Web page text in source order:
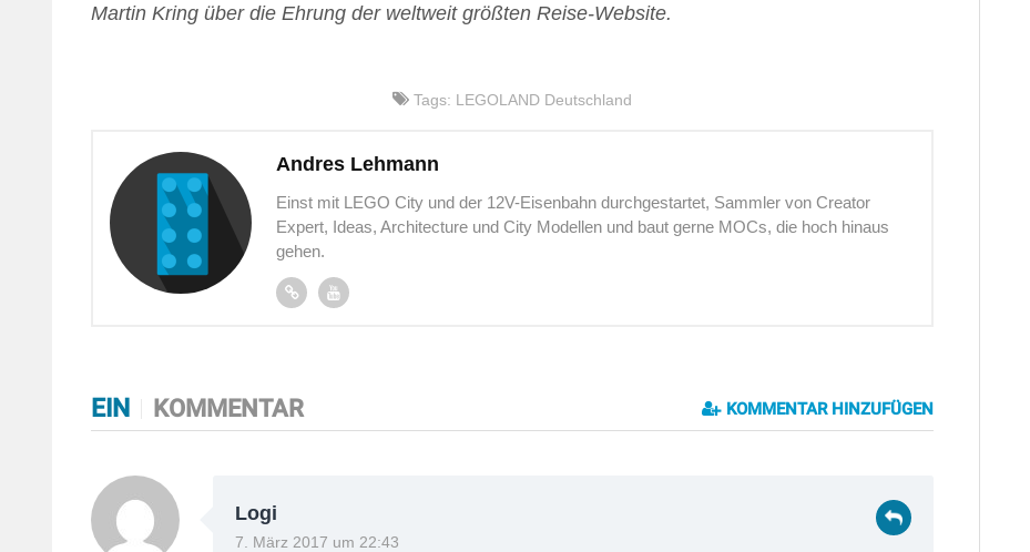
Martin Kring über die Ehrung der weltweit größten Reise-Website.
Tags: LEGOLAND Deutschland
Andres Lehmann
Einst mit LEGO City und der 12V-Eisenbahn durchgestartet, Sammler von Creator
Expert, Ideas, Architecture und City Modellen und baut gerne MOCs, die hoch hinaus
gehen.
EIN KOMMENTAR KOMMENTAR HINZUFÜGEN
Logi
7. März 2017 um 22:43